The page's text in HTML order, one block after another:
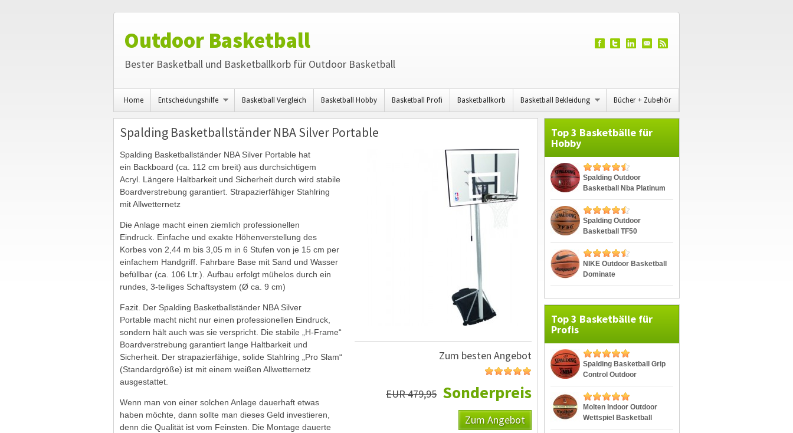
Outdoor Basketball
Bester Basketball und Basketballkorb für Outdoor Basketball
Home Entscheidungshilfe Basketball Vergleich Basketball Hobby Basketball Profi Basketballkorb Basketball Bekleidung Bücher + Zubehör
Spalding Basketballständer NBA Silver Portable
Zum besten Angebot
Sonderpreis
EUR 479,95
Zum Angebot
Spalding Basketballständer NBA Silver Portable hat
ein Backboard (ca. 112 cm breit) aus durchsichtigem
Acryl. Längere Haltbarkeit und Sicherheit durch wird stabile
Boardverstrebung garantiert. Strapazierfähiger Stahlring
mit Allwetternetz
Die Anlage macht einen ziemlich professionellen
Eindruck. Einfache und exakte Höhenverstellung des
Korbes von 2,44 m bis 3,05 m in 6 Stufen von je 15 cm per
einfachem Handgriff. Fahrbare Base mit Sand und Wasser
befüllbar (ca. 106 Ltr.). Aufbau erfolgt mühelos durch ein
rundes, 3-teiliges Schaftsystem (Ø ca. 9 cm)
Fazit. Der Spalding Basketballständer NBA Silver
Portable macht nicht nur einen professionellen Eindruck,
sondern hält auch was sie verspricht. Die stabile „H-Frame“
Boardverstrebung garantiert lange Haltbarkeit und
Sicherheit. Der strapazierfähige, solide Stahlring „Pro Slam“
(Standardgröße) ist mit einem weißen Allwetternetz
ausgestattet.
Wenn man von einer solchen Anlage dauerhaft etwas
haben möchte, dann sollte man dieses Geld investieren,
denn die Qualität ist vom Feinsten. Die Montage dauerte
Top 3 Basketbälle für
Hobby
Spalding Outdoor
Basketball Nba Platinum
Streetball
Spalding Outdoor
Basketball TF50
NIKE Outdoor Basketball
Dominate
Top 3 Basketbälle für
Profis
Spalding Basketball Grip
Control Outdoor
Molten Indoor Outdoor
Wettspiel Basketball
BGG7